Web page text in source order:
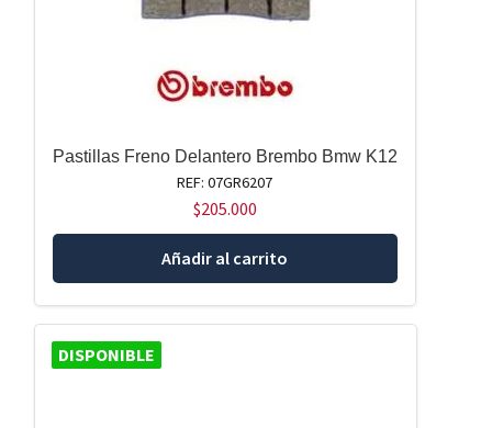
Pastillas Freno Delantero Brembo Bmw K12
REF: 07GR6207
$205.000
Añadir al carrito
DISPONIBLE